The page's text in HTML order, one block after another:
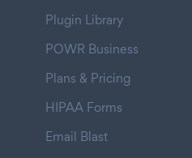
Plugin Library
POWR Business
Plans & Pricing
HIPAA Forms
Email Blast